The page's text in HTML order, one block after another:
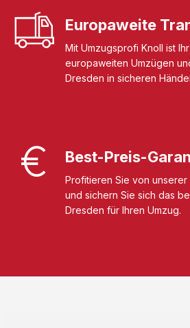
Europaweite
Mit Umzugsprofi Knoll ist
europaweiten Umzügen
Dresden in sicheren
Best-Preis-
Profitieren Sie von unserer
und sichern Sie sich das
Dresden für Ihren Umzug.